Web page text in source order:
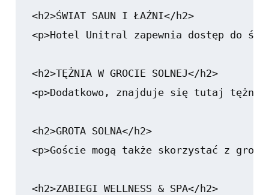
<h2>ŚWIAT SAUN I ŁAŹNI</h2>
<p>Hotel Unitral zapewnia dostęp do
<h2>TĘŻNIA W GROCIE SOLNEJ</h2>
<p>Dodatkowo, znajduje się tutaj
<h2>GROTA SOLNA</h2>
<p>Goście mogą także skorzystać z
<h2>ZABIEGI WELLNESS & SPA</h2>